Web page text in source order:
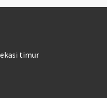
timur